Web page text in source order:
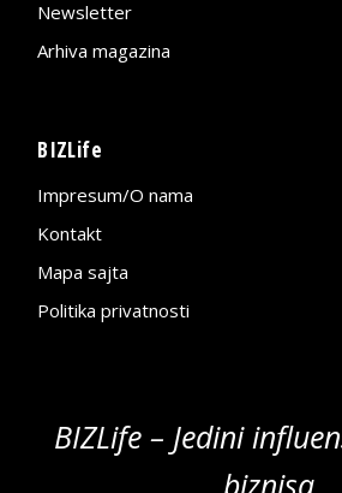
Newsletter
Arhiva magazina
BIZLife
Impresum/O nama
Kontakt
Mapa sajta
Politika privatnosti
BIZLife – Jedini